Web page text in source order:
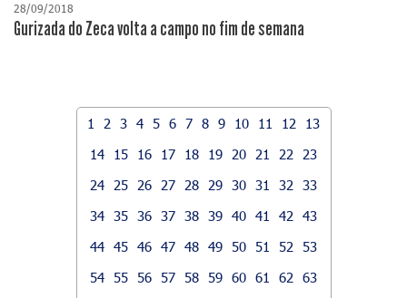
28/09/2018
Gurizada do Zeca volta a campo no fim de semana
1 2 3 4 5 6 7 8 9 10 11 12
13
14
15 16 17 18 19 20 21 22
23
24
25 26 27 28 29 30 31 32
33
34 35 36 37 38 39 40 41 42
43
44 45 46 47 48 49 50 51 52
53
54 55 56 57 58 59 60 61 62
63